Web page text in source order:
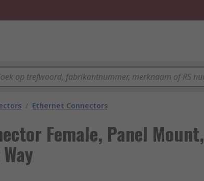
/ Ethernet Connectors
Female, Panel Mount,